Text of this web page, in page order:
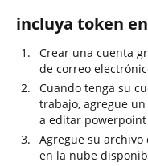
incluya token
Crear una cuenta
de correo
Cuando tenga su
trabajo, agregue
a editar
Agregue su archivo
en la nube